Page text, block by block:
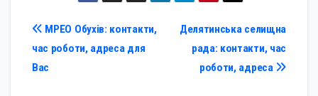
Навігація
записів
Делятинська селищна
рада: контакти, час
роботи, адреса
МРЕО Обухів: контакти,
час роботи, адреса для
Вас